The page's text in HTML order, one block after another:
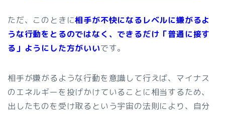
ただ、このときに相手が不快になるレベルに嫌がるよ
うな行動をとるのではなく、できるだけ「普通に接す
る」ようにした方がいいです。
相手が嫌がるような行動を意識して行えば、マイナス
のエネルギーを投げかけていることに相当するため、
出したものを受け取るという宇宙の法則により、自分